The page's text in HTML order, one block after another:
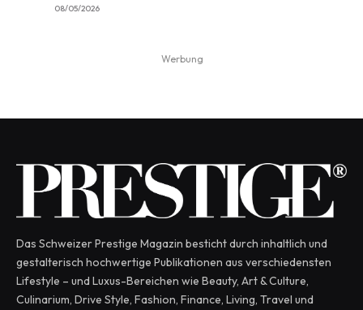
08/05/2026
Werbung
Das Schweizer Prestige Magazin besticht durch inhaltlich und
gestalterisch hochwertige Publikationen aus verschiedensten
Lifestyle – und Luxus-Bereichen wie Beauty, Art & Culture,
Culinarium, Drive Style, Fashion, Finance, Living, Travel und